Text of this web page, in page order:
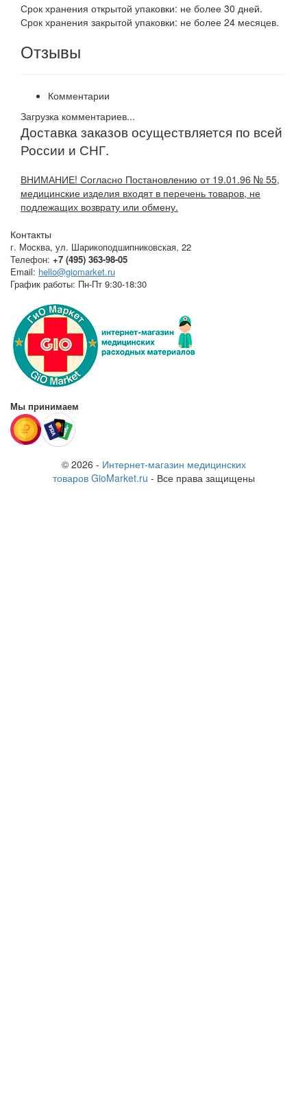
Срок хранения открытой упаковки: не более 30 дней.
Срок хранения закрытой упаковки: не более 24 месяцев.
Отзывы
Комментарии
Загрузка комментариев...
Доставка заказов осуществляется по всей
России и СНГ.
ВНИМАНИЕ! Согласно Постановлению от 19.01.96 № 55,
медицинские изделия входят в перечень товаров, не
подлежащих возврату или обмену.
Контакты
г. Москва, ул. Шарикоподшипниковская, 22
Телефон: +7 (495) 363-98-05
Email: hello@giomarket.ru
График работы: Пн-Пт 9:30-18:30
Мы принимаем
© 2026 - Интернет-магазин медицинских
товаров GioMarket.ru - Все права защищены